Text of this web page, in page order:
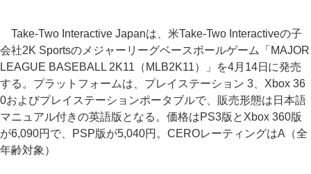
Take-Two Interactive Japanは、米Take-Two Interactiveの子
会社2K Sportsのメジャーリーグベースボールゲーム「MAJOR
LEAGUE BASEBALL 2K11（MLB2K11）」を4月14日に発売
する。プラットフォームは、プレイステーション 3、Xbox 36
0およびプレイステーションポータブルで、販売形態は日本語
マニュアル付きの英語版となる。価格はPS3版とXbox 360版
が6,090円で、PSP版が5,040円。CEROレーティングはA（全
年齢対象）